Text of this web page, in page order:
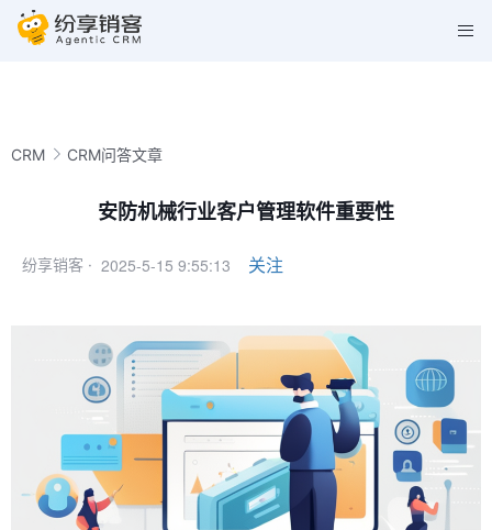
CRM CRM问答文章
安防机械行业客户管理软件重要性
纷享销客 · 2025-5-15 9:55:13 关注